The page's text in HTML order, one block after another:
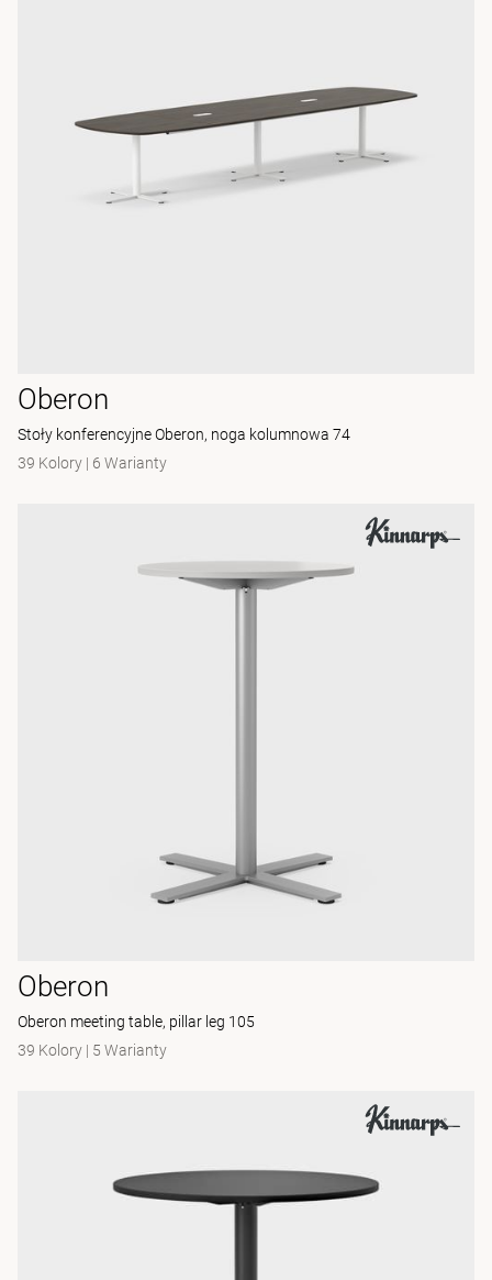
Oberon
Stoły konferencyjne Oberon, noga kolumnowa 74
39 Kolory | 6 Warianty
Oberon
Oberon meeting table, pillar leg 105
39 Kolory | 5 Warianty